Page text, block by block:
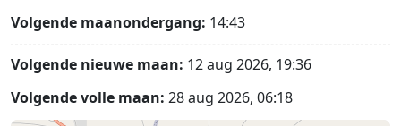
Volgende maanondergang: 14:43
Volgende nieuwe maan: 12 aug 2026, 19:36
Volgende volle maan: 28 aug 2026, 06:18